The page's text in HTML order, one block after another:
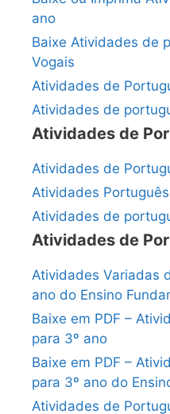
ano
Baixe Atividades de
Vogais
Atividades de
Atividades de
Atividades de
Atividades de
Atividades
Atividades de
Atividades de
Atividades Variadas
ano do Ensino
Baixe em PDF –
para 3º ano
Baixe em PDF –
para 3º ano do
Atividades de